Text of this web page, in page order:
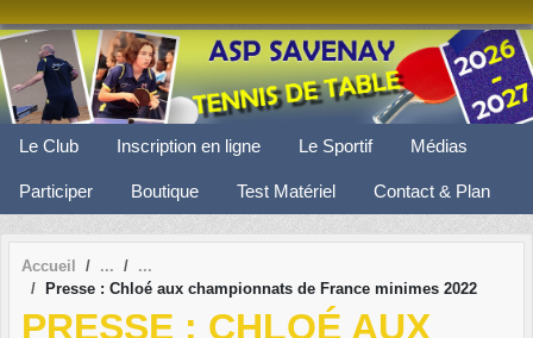
Le Club Inscription en ligne Le Sportif Médias
Participer Boutique Test Matériel Contact & Plan
Accueil
Presse : Chloé aux championnats de France minimes 2022
PRESSE : CHLOÉ AUX